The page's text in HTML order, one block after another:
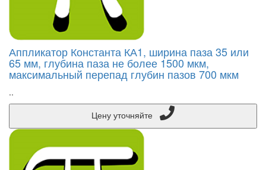
Аппликатор Константа КА1, ширина паза 35 или
65 мм, глубина паза не более 1500 мкм,
максимальный перепад глубин пазов 700 мкм
..